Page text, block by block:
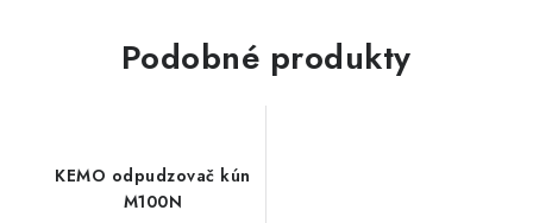
Podobné produkty
KEMO odpudzovač kún
M100N